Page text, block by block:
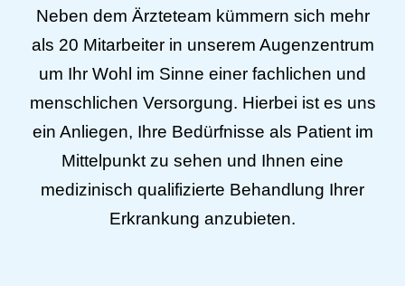
Neben dem Ärzteteam kümmern sich mehr
als 20 Mitarbeiter in unserem Augenzentrum
um Ihr Wohl im Sinne einer fachlichen und
menschlichen Versorgung. Hierbei ist es uns
ein Anliegen, Ihre Bedürfnisse als Patient im
Mittelpunkt zu sehen und Ihnen eine
medizinisch qualifizierte Behandlung Ihrer
Erkrankung anzubieten.